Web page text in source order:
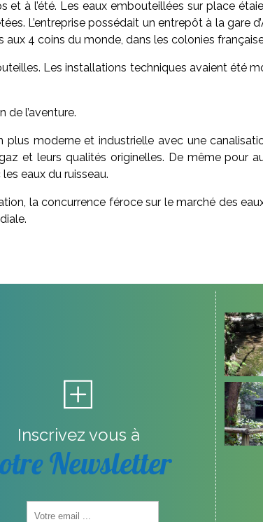
et à l’été. Les eaux embouteillées sur place
L’entreprise possédait un entrepôt à la gare
4 coins du monde, dans les colonies
Les installations techniques avaient été
de l’aventure.
moderne et industrielle avec une
et leurs qualités originelles. De même pour
eaux du ruisseau.
la concurrence féroce sur le marché des
Inscrivez vous à
Newsletter